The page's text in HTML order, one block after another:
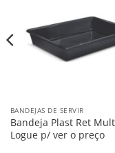
BANDEJAS DE SERVIR
Bandeja Plast Ret
Logue p/ ver o preço